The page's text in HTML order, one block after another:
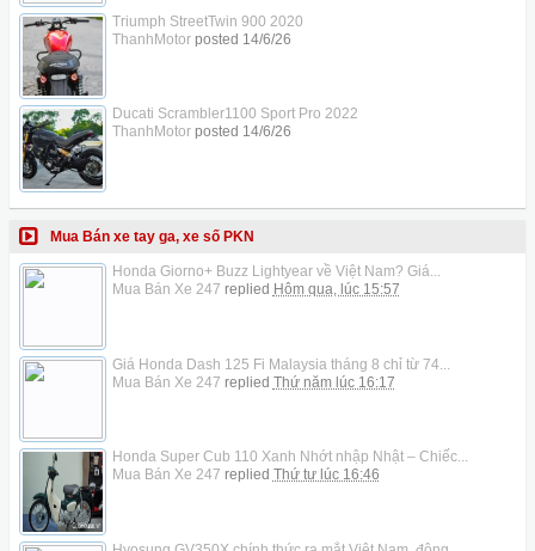
Triumph StreetTwin 900 2020
ThanhMotorposted 14/6/26
Ducati Scrambler1100 Sport Pro 2022
ThanhMotorposted 14/6/26
Mua Bán xe tay ga, xe số PKN
Honda Giorno+ Buzz Lightyear về Việt Nam? Giá...
Mua Bán Xe 247 replied Hôm qua, lúc 15:57
Giá Honda Dash 125 Fi Malaysia tháng 8 chỉ từ 74...
Mua Bán Xe 247 replied Thứ năm lúc 16:17
Honda Super Cub 110 Xanh Nhớt nhập Nhật – Chiếc...
Mua Bán Xe 247 replied Thứ tư lúc 16:46